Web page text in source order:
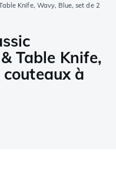
Knife, Wavy, Blue, set de 2
Table Knife,
à